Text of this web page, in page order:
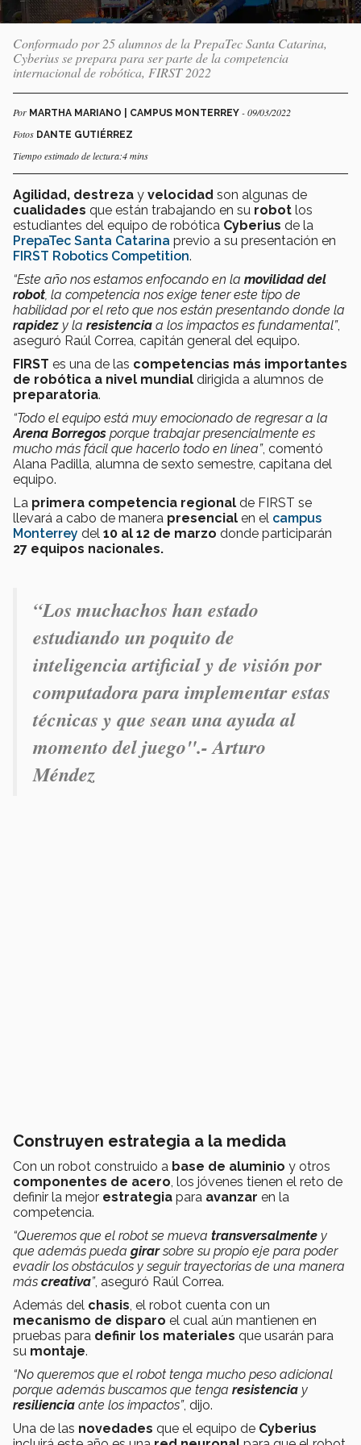
Conformado por 25 alumnos de la PrepaTec Santa Catarina,
Cyberius se prepara para ser parte de la competencia
internacional de robótica, FIRST 2022
Por MARTHA MARIANO | CAMPUS MONTERREY - 09/03/2022
Fotos DANTE GUTIÉRREZ
Tiempo estimado de lectura:4 mins
Agilidad, destreza y velocidad son algunas de
cualidades que están trabajando en su robot los
estudiantes del equipo de robótica Cyberius de la
PrepaTec Santa Catarina previo a su presentación en
FIRST Robotics Competition.
“Este año nos estamos enfocando en la movilidad del
robot , la competencia nos exige tener este tipo de
habilidad por el reto que nos están presentando donde la
rapidez y la resistencia a los impactos es fundamental”,
aseguró Raúl Correa, capitán general del equipo.
FIRST es una de las competencias más importantes
de robótica a nivel mundial dirigida a alumnos de
preparatoria.
“Todo el equipo está muy emocionado de regresar a la
Arena Borregos porque trabajar presencialmente es
mucho más fácil que hacerlo todo en línea”, comentó
Alana Padilla, alumna de sexto semestre, capitana del
equipo.
La primera competencia regional de FIRST se
llevará a cabo de manera presencial en el campus
Monterrey del 10 al 12 de marzo donde participarán
27 equipos nacionales.
“Los muchachos han estado
estudiando un poquito de
inteligencia artificial y de visión por
computadora para implementar estas
técnicas y que sean una ayuda al
momento del juego".- Arturo
Méndez
Construyen estrategia a la medida
Con un robot construido a base de aluminio y otros
componentes de acero , los jóvenes tienen el reto de
definir la mejor estrategia para avanzar en la
competencia.
“Queremos que el robot se mueva transversalmente y
que además pueda girarsobre su propio eje para poder
evadir los obstáculos y seguir trayectorias de una manera
más creativa”, aseguró Raúl Correa.
Además del chasis , el robot cuenta con un
mecanismo de disparo el cual aún mantienen en
pruebas para definir los materiales que usarán para
su montaje.
“No queremos que el robot tenga mucho peso adicional
porque además buscamos que tenga resistencia y
resiliencia ante los impactos”, dijo.
Una de las novedades que el equipo de Cyberius